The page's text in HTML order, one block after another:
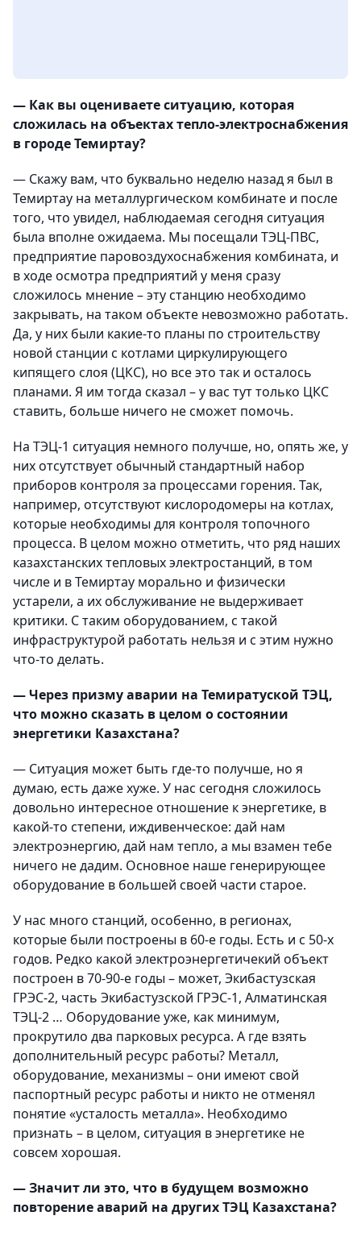
— Как вы оцениваете ситуацию, которая
сложилась на объектах тепло-электроснабжения
в городе Темиртау?
— Скажу вам, что буквально неделю назад я был в
Темиртау на металлургическом комбинате и после
того, что увидел, наблюдаемая сегодня ситуация
была вполне ожидаема. Мы посещали ТЭЦ-ПВС,
предприятие паровоздухоснабжения комбината, и
в ходе осмотра предприятий у меня сразу
сложилось мнение – эту станцию необходимо
закрывать, на таком объекте невозможно работать.
Да, у них были какие-то планы по строительству
новой станции с котлами циркулирующего
кипящего слоя (ЦКС), но все это так и осталось
планами. Я им тогда сказал – у вас тут только ЦКС
ставить, больше ничего не сможет помочь.
На ТЭЦ-1 ситуация немного получше, но, опять же, у
них отсутствует обычный стандартный набор
приборов контроля за процессами горения. Так,
например, отсутствуют кислородомеры на котлах,
которые необходимы для контроля топочного
процесса. В целом можно отметить, что ряд наших
казахстанских тепловых электростанций, в том
числе и в Темиртау морально и физически
устарели, а их обслуживание не выдерживает
критики. С таким оборудованием, с такой
инфраструктурой работать нельзя и с этим нужно
что-то делать.
— Через призму аварии на Темиратуской ТЭЦ,
что можно сказать в целом о состоянии
энергетики Казахстана?
— Ситуация может быть где-то получше, но я
думаю, есть даже хуже. У нас сегодня сложилось
довольно интересное отношение к энергетике, в
какой-то степени, иждивенческое: дай нам
электроэнергию, дай нам тепло, а мы взамен тебе
ничего не дадим. Основное наше генерирующее
оборудование в большей своей части старое.
У нас много станций, особенно, в регионах,
которые были построены в 60-е годы. Есть и с 50-х
годов. Редко какой электроэнергетичекий объект
построен в 70-90-е годы – может, Экибастузская
ГРЭС-2, часть Экибастузской ГРЭС-1, Алматинская
ТЭЦ-2 … Оборудование уже, как минимум,
прокрутило два парковых ресурса. А где взять
дополнительный ресурс работы? Металл,
оборудование, механизмы – они имеют свой
паспортный ресурс работы и никто не отменял
понятие «усталость металла». Необходимо
признать – в целом, ситуация в энергетике не
совсем хорошая.
— Значит ли это, что в будущем возможно
повторение аварий на других ТЭЦ Казахстана?